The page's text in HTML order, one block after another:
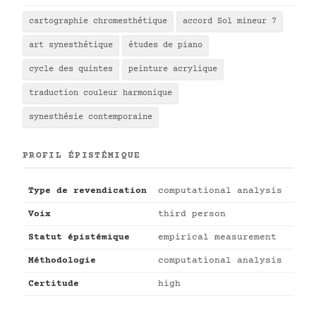
cartographie chromesthétique accord Sol mineur 7
art synesthétique études de piano
cycle des quintes peinture acrylique
traduction couleur harmonique
synesthésie contemporaine
PROFIL ÉPISTÉMIQUE
Type de revendication computational analysis
Voix third person
Statut épistémique empirical measurement
Méthodologie computational analysis
Certitude high